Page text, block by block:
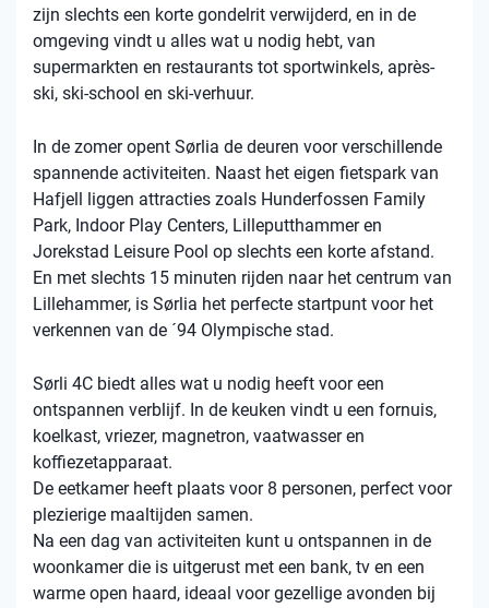
zijn slechts een korte gondelrit verwijderd, en in de
omgeving vindt u alles wat u nodig hebt, van
supermarkten en restaurants tot sportwinkels, après-
ski, ski-school en ski-verhuur.
In de zomer opent Sørlia de deuren voor verschillende
spannende activiteiten. Naast het eigen fietspark van
Hafjell liggen attracties zoals Hunderfossen Family
Park, Indoor Play Centers, Lilleputthammer en
Jorekstad Leisure Pool op slechts een korte afstand.
En met slechts 15 minuten rijden naar het centrum van
Lillehammer, is Sørlia het perfecte startpunt voor het
verkennen van de ´94 Olympische stad.
Sørli 4C biedt alles wat u nodig heeft voor een
ontspannen verblijf. In de keuken vindt u een fornuis,
koelkast, vriezer, magnetron, vaatwasser en
koffiezetapparaat.
De eetkamer heeft plaats voor 8 personen, perfect voor
plezierige maaltijden samen.
Na een dag van activiteiten kunt u ontspannen in de
woonkamer die is uitgerust met een bank, tv en een
warme open haard, ideaal voor gezellige avonden bij